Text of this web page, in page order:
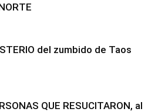
del zumbido de Taos
QUE RESUCITARON, al